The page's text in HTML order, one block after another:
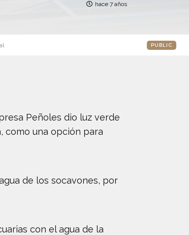
hace 7 años
PUBLIC
Peñoles dio luz verde
como una opción para
de los socavones, por
con el agua de la